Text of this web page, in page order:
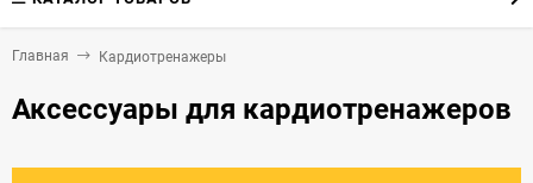
Главная Кардиотренажеры
Аксессуары для кардиотренажеров